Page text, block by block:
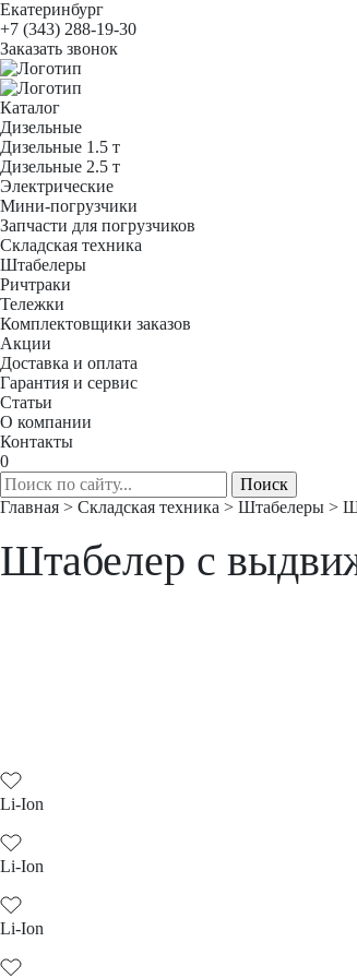
Екатеринбург
+7 (343) 288-19-30
Заказать звонок
Каталог
Дизельные
Дизельные 1.5 т
Дизельные 2.5 т
Электрические
Мини-погрузчики
Запчасти для погрузчиков
Складская техника
Штабелеры
Ричтраки
Тележки
Комплектовщики заказов
Акции
Доставка и оплата
Гарантия и сервис
Статьи
О компании
Контакты
0
Главная > Складская техника > Штабелеры >
Штабелер с
Li-Ion
Li-Ion
Li-Ion